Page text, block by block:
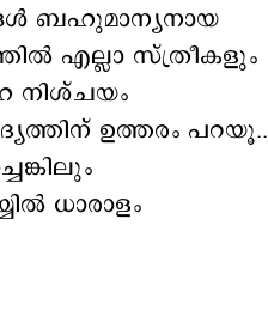
ബഹുമാന്യനായ
എല്ലാ സ്ത്രീകളും
നിശ്ചയം
ഉത്തരം പറയൂ..
ധാരാളം